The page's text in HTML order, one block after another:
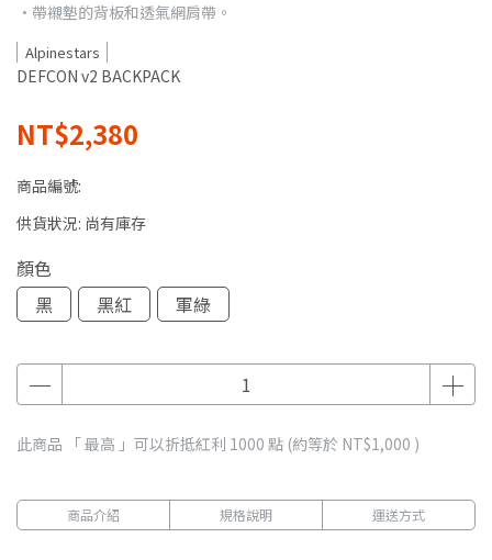
·帶襯墊的背板和透氣網肩帶。
Alpinestars
DEFCON v2 BACKPACK
NT$2,380
商品編號:
供貨狀況: 尚有庫存
顏色
黑
黑紅 軍綠
此商品 「 最高 」可以折抵紅利 1000 點 (約等於 NT$1,000 )
商品介紹 規格說明 運送方式